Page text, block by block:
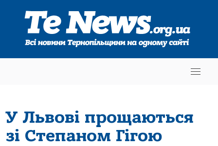
У Львові прощаються
зі Степаном Гігою